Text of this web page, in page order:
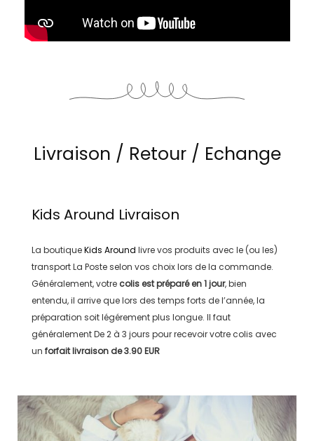
Livraison / Retour / Echange
Kids Around Livraison
La boutiqueKids Around livre vos produits avec le (ou les)
transportLa Posteselon vos choix lors de la commande.
Généralement, votre colis est préparé en1 jour, bien
entendu, il arrive que lors des temps forts de l’année, la
préparation soit légérement plus longue. Il faut
généralementDe 2 à 3 jours pour recevoir votre colis avec
un forfait livraison de3.90 EUR